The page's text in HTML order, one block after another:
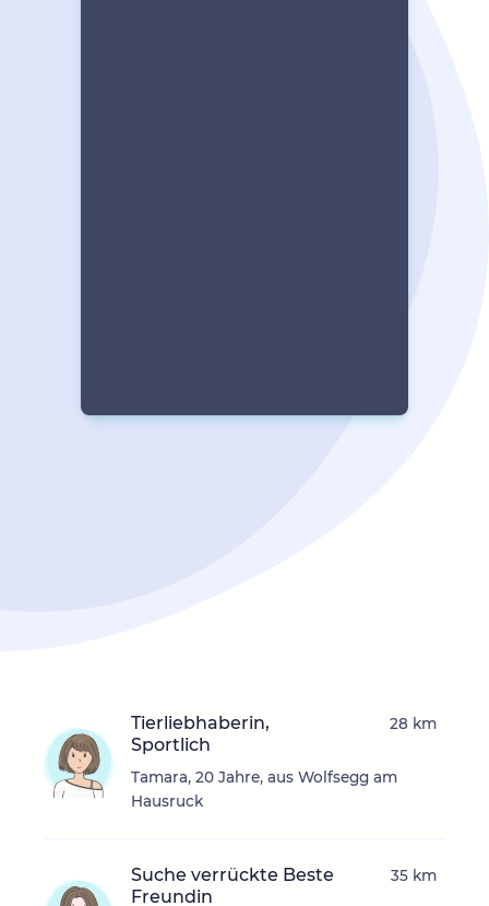
Tierliebhaberin,
Sportlich
Tamara, 20 Jahre, aus Wolfsegg am
Hausruck
28 km
Suche verrückte Beste
Freundin
35 km